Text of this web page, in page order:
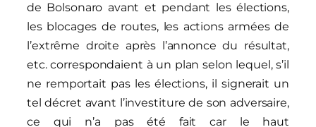
de Bolsonaro avant et pendant les élections,
les blocages de routes, les actions armées de
l’extrême droite après l’annonce du résultat,
etc. correspondaient à un plan selon lequel, s’il
ne remportait pas les élections, il signerait un
tel décret avant l’investiture de son adversaire,
ce qui n’a pas été fait car le haut